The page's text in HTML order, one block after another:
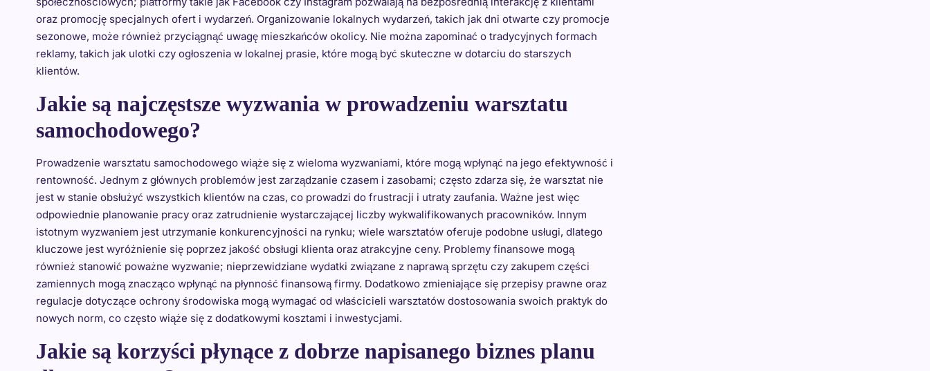
oraz promocję specjalnych ofert i wydarzeń. Organizowanie lokalnych wydarzeń, takich jak dni otwarte czy promocje
sezonowe, może również przyciągnąć uwagę mieszkańców okolicy. Nie można zapominać o tradycyjnych formach
reklamy, takich jak ulotki czy ogłoszenia w lokalnej prasie, które mogą być skuteczne w dotarciu do starszych
klientów.
Jakie są najczęstsze wyzwania w prowadzeniu warsztatu
samochodowego?
Prowadzenie warsztatu samochodowego wiąże się z wieloma wyzwaniami, które mogą wpłynąć na jego efektywność i
rentowność. Jednym z głównych problemów jest zarządzanie czasem i zasobami; często zdarza się, że warsztat nie
jest w stanie obsłużyć wszystkich klientów na czas, co prowadzi do frustracji i utraty zaufania. Ważne jest więc
odpowiednie planowanie pracy oraz zatrudnienie wystarczającej liczby wykwalifikowanych pracowników. Innym
istotnym wyzwaniem jest utrzymanie konkurencyjności na rynku; wiele warsztatów oferuje podobne usługi, dlatego
kluczowe jest wyróżnienie się poprzez jakość obsługi klienta oraz atrakcyjne ceny. Problemy finansowe mogą
również stanowić poważne wyzwanie; nieprzewidziane wydatki związane z naprawą sprzętu czy zakupem części
zamiennych mogą znacząco wpłynąć na płynność finansową firmy. Dodatkowo zmieniające się przepisy prawne oraz
regulacje dotyczące ochrony środowiska mogą wymagać od właścicieli warsztatów dostosowania swoich praktyk do
nowych norm, co często wiąże się z dodatkowymi kosztami i inwestycjami.
Jakie są korzyści płynące z dobrze napisanego biznes planu